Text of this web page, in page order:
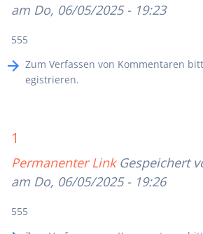
am Do, 06/05/2025 - 19:23
555
Zum Verfassen von Kommentaren
egistrieren.
1
Permanenter Link Gespeichert
am Do, 06/05/2025 - 19:26
555